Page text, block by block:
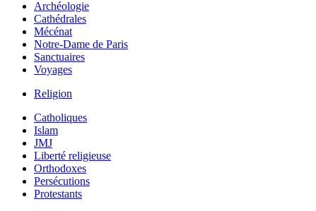
Archéologie
Cathédrales
Mécénat
Notre-Dame de Paris
Sanctuaires
Voyages
Religion
Catholiques
Islam
JMJ
Liberté religieuse
Orthodoxes
Persécutions
Protestants